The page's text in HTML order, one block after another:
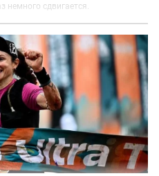
немного сдвигается.